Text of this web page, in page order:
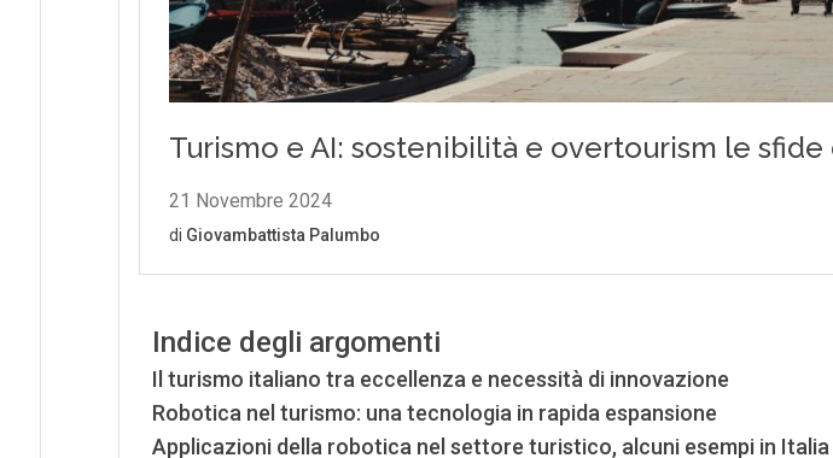
Indice degli argomenti
Il turismo italiano tra eccellenza e necessità di innovazione
Robotica nel turismo: una tecnologia in rapida espansione
Applicazioni della robotica nel settore turistico, alcuni esempi in Italia